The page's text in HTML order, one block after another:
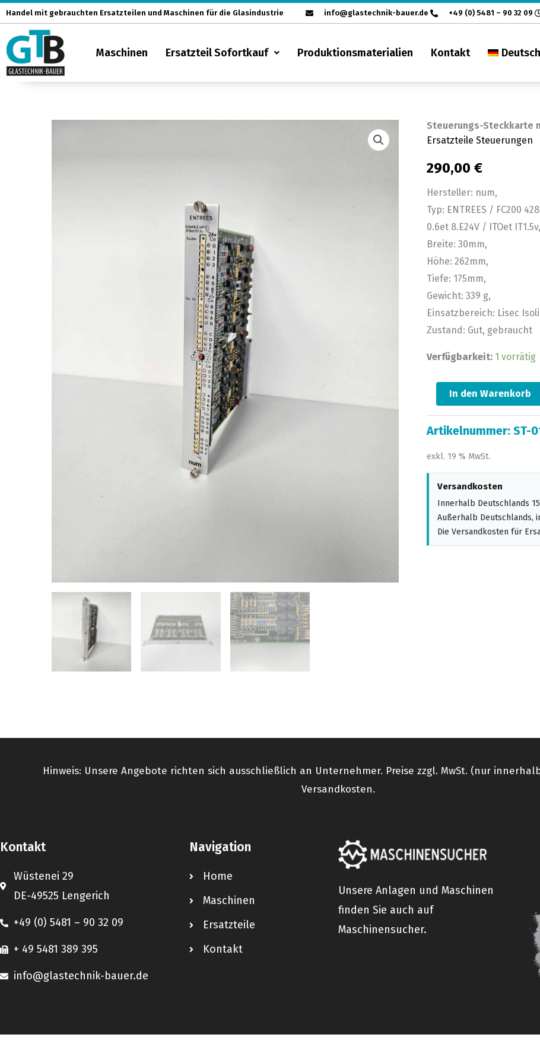
Zum
Inhalt
springen
Handel mit gebrauchten Ersatzteilen und Maschinen für die Glasindustrie info@glastechnik-bauer.de +49 (0) 5481 – 90 32 09
Maschinen Ersatzteil Sofortkauf Produktionsmaterialien Kontakt Deutsch
Steuerungs-Steckkarte
Ersatzteile Steuerungen
290,00 €
Hersteller: num,
Typ: ENTREES / FC200
0.6et 8.E24V / ITOet IT1.5v,
Breite: 30mm,
Höhe: 262mm,
Tiefe: 175mm,
Gewicht: 339 g,
Einsatzbereich: Lisec
Zustand: Gut, gebraucht
Verfügbarkeit: 1 vorrätig
Steuerungs-
Steckkarte
num
FC200
428F
Menge
In den Warenkorb
Artikelnummer: ST-
exkl. 19 % MwSt.
Versandkosten
Innerhalb Deutschlands
Außerhalb Deutschlands,
Die Versandkosten für
Hinweis: Unsere Angebote richten sich ausschließlich an Unternehmer. Preise zzgl. MwSt. (nur
Versandkosten.
Kontakt
Wüstenei 29
DE-49525 Lengerich
+49 (0) 5481 – 90 32 09
+ 49 5481 389 395
info@glastechnik-bauer.de
Navigation
Home
Maschinen
Ersatzteile
Kontakt
Unsere Anlagen und Maschinen
finden Sie auch auf
Maschinensucher.